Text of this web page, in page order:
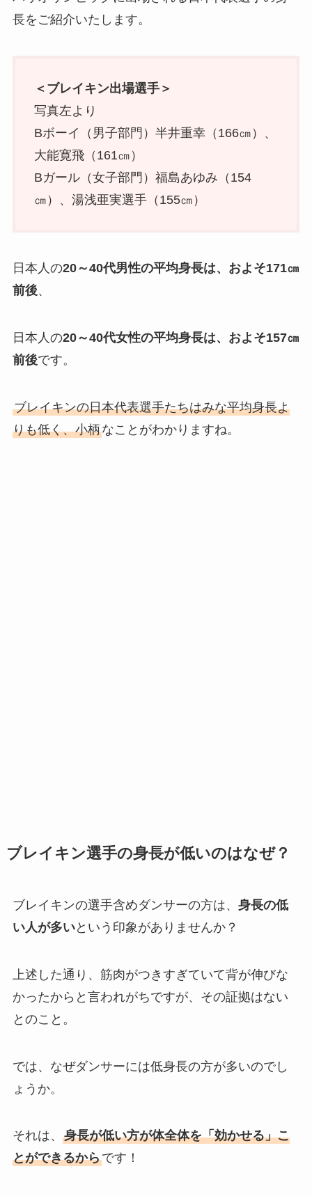
長をご紹介いたします。
＜ブレイキン出場選手＞
写真左より
Bボーイ（男子部門）半井重幸（166㎝）、
大能寛飛（161㎝）
Bガール（女子部門）福島あゆみ（154
㎝）、湯浅亜実選手（155㎝）
日本人の20～40代男性の平均身長は、およそ171㎝
前後、
日本人の20～40代女性の平均身長は、およそ157㎝
前後です。
ブレイキンの日本代表選手たちはみな平均身長よ
りも低く、小柄なことがわかりますね。
ブレイキン選手の身長が低いのはなぜ？
ブレイキンの選手含めダンサーの方は、 身長の低
い人が多いという印象がありませんか？
上述した通り、筋肉がつきすぎていて背が伸びな
かったからと言われがちですが、その証拠はない
とのこと。
では、なぜダンサーには低身長の方が多いのでし
ょうか。
それは、 身長が低い方が体全体を「効かせる」こ
とができるからです！